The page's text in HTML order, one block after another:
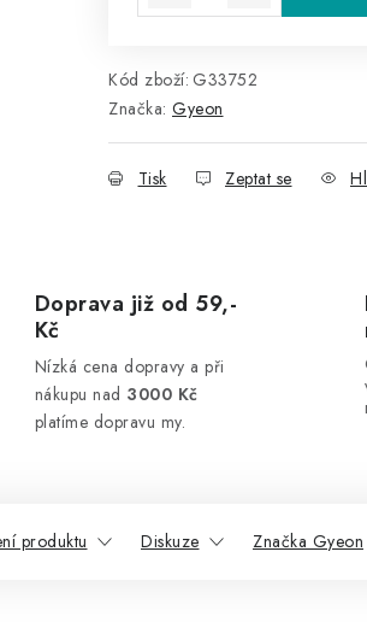
Kód zboží: G33752
Značka: Gyeon
Tisk Zeptat se
Doprava již od 59,-
Kč
Nízká cena dopravy a při
nákupu nad 3000 Kč
platíme dopravu my.
produktu Diskuze Značka Gyeon